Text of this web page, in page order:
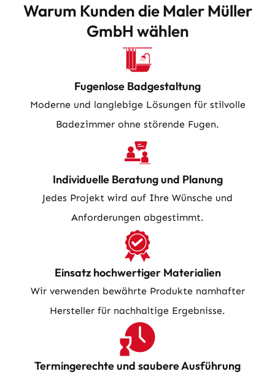
Warum Kunden die Maler Müller
GmbH wählen
Fugenlose Badgestaltung
Moderne und langlebige Lösungen für stilvolle
Badezimmer ohne störende Fugen.
Individuelle Beratung und Planung
Jedes Projekt wird auf Ihre Wünsche und
Anforderungen abgestimmt.
Einsatz hochwertiger Materialien
Wir verwenden bewährte Produkte namhafter
Hersteller für nachhaltige Ergebnisse.
Termingerechte und saubere Ausführung